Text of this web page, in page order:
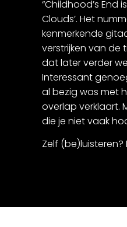
“Childhood’s End
Clouds’. Het
kenmerkende
verstrijken van de
dat later verder
Interessant
al bezig was met
overlap verklaart.
die je niet vaak
Zelf (be)luisteren?